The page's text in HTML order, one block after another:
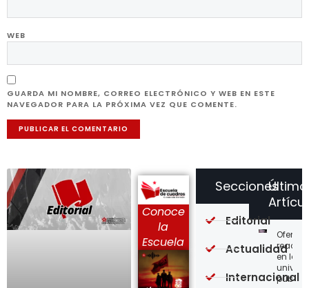
WEB
GUARDA MI NOMBRE, CORREO ELECTRÓNICO Y WEB EN ESTE
NAVEGADOR PARA LA PRÓXIMA VEZ QUE COMENTE.
Conoce
la
Escuela
en las
Secciones
Editorial
Actualidad
Internacional